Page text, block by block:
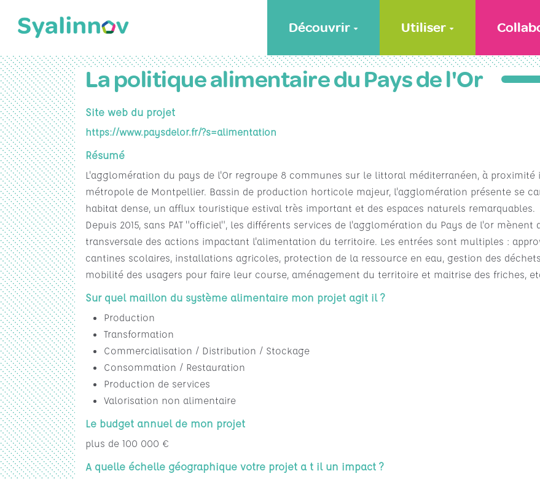
Découvrir Utiliser
La politique alimentaire du Pays de l'Or
Site web du projet
https://www.paysdelor.fr/?s=alimentation
Résumé
L'agglomération du pays de l'Or regroupe 8 communes sur le littoral méditerranéen, à proximité
métropole de Montpellier. Bassin de production horticole majeur, l'agglomération présente se
habitat dense, un afflux touristique estival très important et des espaces naturels remarquables.
Depuis 2015, sans PAT "officiel", les différents services de l'agglomération du Pays de l'or mènent
transversale des actions impactant l'alimentation du territoire. Les entrées sont multiples :
cantines scolaires, installations agricoles, protection de la ressource en eau, gestion des
mobilité des usagers pour faire leur course, aménagement du territoire et maitrise des friches,
Sur quel maillon du système alimentaire mon projet agit il ?
Production
Transformation
Commercialisation / Distribution / Stockage
Consommation / Restauration
Production de services
Valorisation non alimentaire
Le budget annuel de mon projet
plus de 100 000 €
A quelle échelle géographique votre projet a t il un impact ?